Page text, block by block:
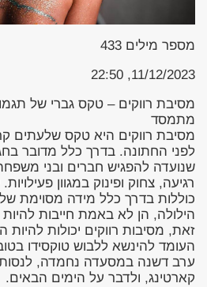
מספר מילים 433
11/12/2023, 22:50
מסיבת רווקים – טקס גברי של
מתמסד
מסיבת רווקים היא טקס שלעתים
לפני החתונה. בדרך כלל מדובר
שנועדה להפגיש חברים ובני
רגיעה, צחוק ופינוק במגוון
כוללות בדרך כלל מידה מסוימת של
הילולה, הן לא באמת חייבות להיות
זאת, מסיבות רווקים יכולות להיות
העומד להינשא ללבוש טוקסידו
ערב דשנה במסעדה נחמדה,
קארטינג, ולדבר על הימים הבאים.